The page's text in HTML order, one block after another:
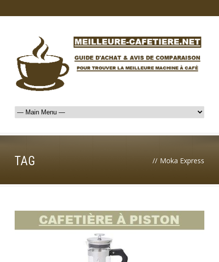
TAG // Moka Express